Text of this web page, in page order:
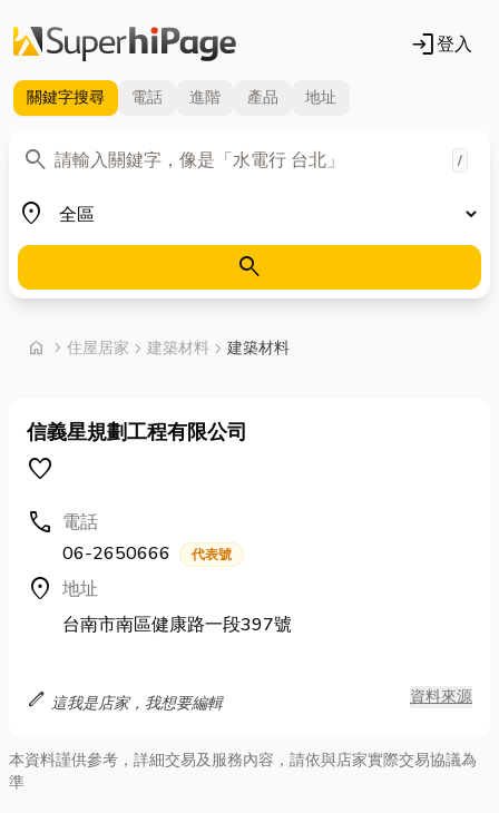
login登入
關鍵字搜尋 電話 進階 產品 地址
search
關鍵字 /
place
地區
search
home chevron_right 首頁
住屋居家 chevron_right 建築材料 chevron_right 建築材料
信義星規劃工程有限公司
favorite
call 電話
06-2650666
代表號
location_on 地址
台南市南區健康路一段397號
edit 這我是店家，我想要編輯 資料來源
本資料謹供參考，詳細交易及服務內容，請依與店家實際交易協議為
準